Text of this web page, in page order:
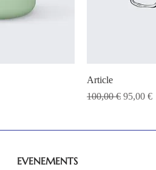
Article
Prix original
100,00 € Prix
95,00 €
EVENEMENTS